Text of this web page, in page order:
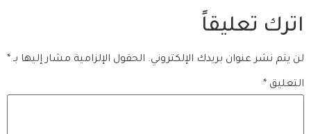
اترك تعليقاً
لن يتم نشر عنوان بريدك الإلكتروني. الحقول الإلزامية مشار إليها بـ *
التعليق *